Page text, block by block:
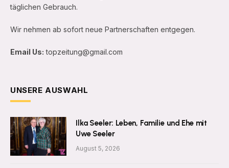
täglichen Gebrauch.
Wir nehmen ab sofort neue Partnerschaften entgegen.
Email Us: topzeitung@gmail.com
UNSERE AUSWAHL
Ilka Seeler: Leben, Familie und Ehe mit
Uwe Seeler
August 5, 2026